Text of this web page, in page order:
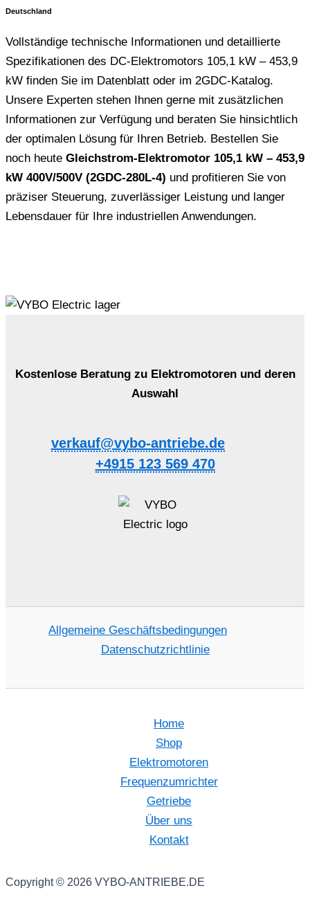
Deutschland
Vollständige technische Informationen und detaillierte
Spezifikationen des DC-Elektromotors 105,1 kW – 453,9
kW finden Sie im Datenblatt oder im 2GDC-Katalog.
Unsere Experten stehen Ihnen gerne mit zusätzlichen
Informationen zur Verfügung und beraten Sie hinsichtlich
der optimalen Lösung für Ihren Betrieb. Bestellen Sie
noch heute Gleichstrom-Elektromotor 105,1 kW – 453,9
kW 400V/500V (2GDC-280L-4) und profitieren Sie von
präziser Steuerung, zuverlässiger Leistung und langer
Lebensdauer für Ihre industriellen Anwendungen.
Kostenlose Beratung zu Elektromotoren und deren
Auswahl
verkauf@vybo-antriebe.de
+4915 123 569 470
Allgemeine Geschäftsbedingungen
Datenschutzrichtlinie
Home
Shop
Elektromotoren
Frequenzumrichter
Getriebe
Über uns
Kontakt
Copyright © 2026 VYBO-ANTRIEBE.DE